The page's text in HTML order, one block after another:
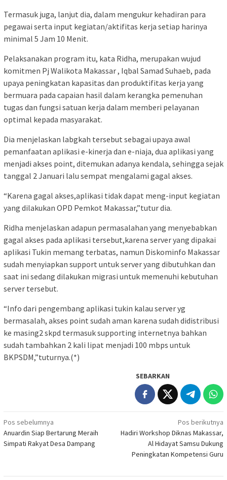
Termasuk juga, lanjut dia, dalam mengukur kehadiran para
pegawai serta input kegiatan/aktifitas kerja setiap harinya
minimal 5 Jam 10 Menit.
Pelaksanakan program itu, kata Ridha, merupakan wujud
komitmen Pj Walikota Makassar , Iqbal Samad Suhaeb, pada
upaya peningkatan kapasitas dan produktifitas kerja yang
bermuara pada capaian hasil dalam kerangka pemenuhan
tugas dan fungsi satuan kerja dalam memberi pelayanan
optimal kepada masyarakat.
Dia menjelaskan labgkah tersebut sebagai upaya awal
pemanfaatan aplikasi e-kinerja dan e-niaja, dua aplikasi yang
menjadi akses point, ditemukan adanya kendala, sehingga sejak
tanggal 2 Januari lalu sempat mengalami gagal akses.
“Karena gagal akses,aplikasi tidak dapat meng-input kegiatan
yang dilakukan OPD Pemkot Makassar,”tutur dia.
Ridha menjelaskan adapun permasalahan yang menyebabkan
gagal akses pada aplikasi tersebut,karena server yang dipakai
aplikasi Tukin memang terbatas, namun Diskominfo Makassar
sudah menyiapkan support untuk server yang dibutuhkan dan
saat ini sedang dilakukan migrasi untuk memenuhi kebutuhan
server tersebut.
“Info dari pengembang aplikasi tukin kalau server yg
bermasalah, akses point sudah aman karena sudah didistribusi
ke masing2 skpd termasuk supporting internetnya bahkan
sudah tambahkan 2 kali lipat menjadi 100 mbps untuk
BKPSDM,”tuturnya.(*)
SEBARKAN
Navigasi
pos
Pos sebelumnya
Anuardin Siap Bertarung Meraih
Simpati Rakyat Desa Dampang
Pos berikutnya
Hadiri Workshop Diknas Makassar,
Al Hidayat Samsu Dukung
Peningkatan Kompetensi Guru